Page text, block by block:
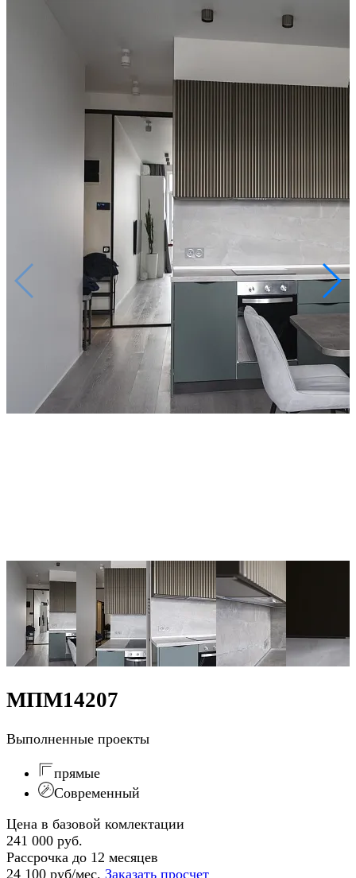
МПМ14207
Выполненные проекты
прямые
Современный
Цена в базовой комлектации
241 000 руб.
Рассрочка до 12 месяцев
24 100 руб/мес. Заказать просчет